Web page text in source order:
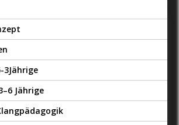
3Jährige
Jährige